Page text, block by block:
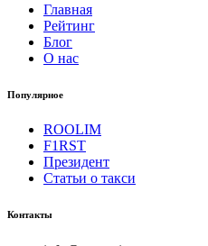
Главная
Рейтинг
Блог
О нас
Популярное
ROOLIM
F1RST
Президент
Статьи о такси
Контакты